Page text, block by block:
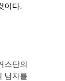
이다.
스단의
남자를